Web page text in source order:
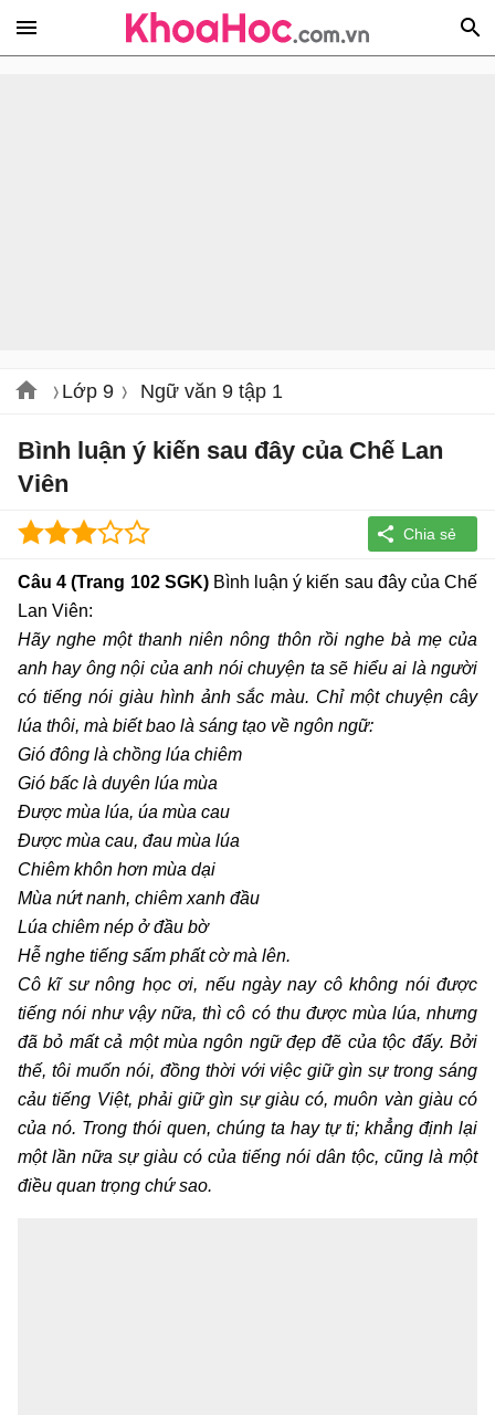
Lớp 9 Ngữ văn 9 tập 1
Bình luận ý kiến sau đây của Chế Lan
Viên
Câu 4 (Trang 102 SGK)Bình luận ý kiến sau đây của Chế
Lan Viên:
Hãy nghe một thanh niên nông thôn rồi nghe bà mẹ của
anh hay ông nội của anh nói chuyện ta sẽ hiểu ai là người
có tiếng nói giàu hình ảnh sắc màu. Chỉ một chuyện cây
lúa thôi, mà biết bao là sáng tạo về ngôn ngữ:
Gió đông là chồng lúa chiêm
Gió bấc là duyên lúa mùa
Được mùa lúa, úa mùa cau
Được mùa cau, đau mùa lúa
Chiêm khôn hơn mùa dại
Mùa nứt nanh, chiêm xanh đầu
Lúa chiêm nép ở đầu bờ
Hễ nghe tiếng sấm phất cờ mà lên.
Cô kĩ sư nông học ơi, nếu ngày nay cô không nói được
tiếng nói như vậy nữa, thì cô có thu được mùa lúa, nhưng
đã bỏ mất cả một mùa ngôn ngữ đẹp đẽ của tộc đấy. Bởi
thế, tôi muốn nói, đồng thời với việc giữ gìn sự trong sáng
cảu tiếng Việt, phải giữ gìn sự giàu có, muôn vàn giàu có
của nó. Trong thói quen, chúng ta hay tự ti; khẳng định lại
một lần nữa sự giàu có của tiếng nói dân tộc, cũng là một
điều quan trọng chứ sao.